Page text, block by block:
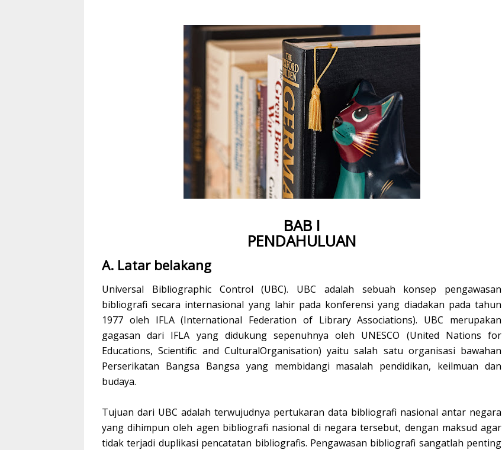
BAB I
PENDAHULUAN
A. Latar belakang
Universal Bibliographic Control (UBC). UBC adalah sebuah konsep pengawasan
bibliografi secara internasional yang lahir pada konferensi yang diadakan pada tahun
1977 oleh IFLA (International Federation of Library Associations). UBC merupakan
gagasan dari IFLA yang didukung sepenuhnya oleh UNESCO (United Nations for
Educations, Scientific and CulturalOrganisation) yaitu salah satu organisasi bawahan
Perserikatan Bangsa Bangsa yang membidangi masalah pendidikan, keilmuan dan
budaya.
Tujuan dari UBC adalah terwujudnya pertukaran data bibliografi nasional antar negara
yang dihimpun oleh agen bibliografi nasional di negara tersebut, dengan maksud agar
tidak terjadi duplikasi pencatatan bibliografis. Pengawasan bibliografi sangatlah penting